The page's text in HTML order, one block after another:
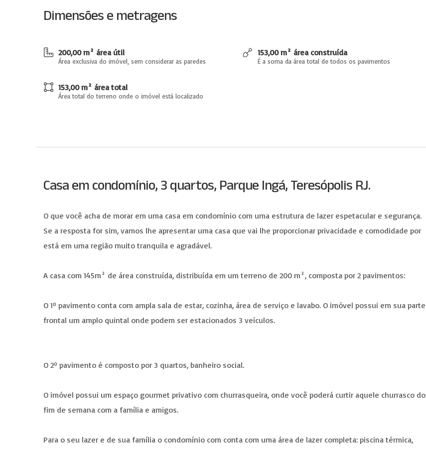
Dimensões e metragens
200,00 m² área útil
Área exclusiva do imóvel, sem considerar as paredes
153,00 m² área construída
É a soma da área total de todos os pavimentos
153,00 m² área total
Área total do terreno onde o imóvel está localizado
Casa em condomínio, 3 quartos, Parque Ingá, Teresópolis RJ.
O que você acha de morar em uma casa em condomínio com uma estrutura de lazer espetacular e segurança.
Se a resposta for sim, vamos lhe apresentar uma casa que vai lhe proporcionar privacidade e comodidade por
está em uma região muito tranquila e agradável.
A casa com 145m² de área construída, distribuída em um terreno de 200 m², composta por 2 pavimentos:
O 1º pavimento conta com ampla sala de estar, cozinha, área de serviço e lavabo. O imóvel possui em sua parte
frontal um amplo quintal onde podem ser estacionados 3 veículos.
O 2º pavimento é composto por 3 quartos, banheiro social.
O imóvel possui um espaço gourmet privativo com churrasqueira, onde você poderá curtir aquele churrasco do
fim de semana com a família e amigos.
Para o seu lazer e de sua família o condomínio com conta com uma área de lazer completa: piscina térmica,